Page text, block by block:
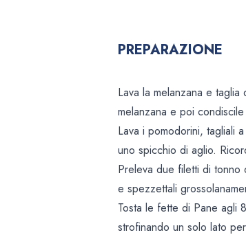
PREPARAZIONE
Lava la melanzana e
melanzana e poi
Lava i pomodorini, tagliali
uno spicchio di aglio.
Preleva due filetti di tonno
e spezzettali
Tosta le fette di Pane agli
strofinando un solo lato